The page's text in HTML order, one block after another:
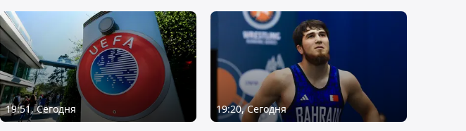
19:51, Сегодня 19:20, Сегодня